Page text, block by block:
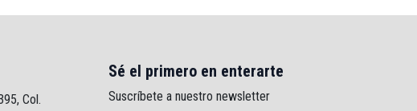
Sé el primero en enterarte
Suscríbete a nuestro newsletter
Col.